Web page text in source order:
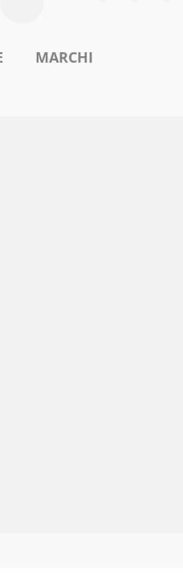
MARCHI